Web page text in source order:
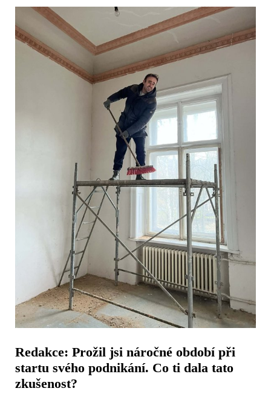
Redakce: Prožil jsi náročné období při
startu svého podnikání. Co ti dala tato
zkušenost?